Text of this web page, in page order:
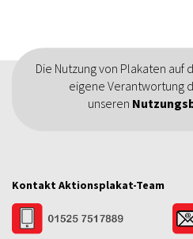
Die Nutzung von Plakaten auf
eigene Verantwortung
unseren
Kontakt Aktionsplakat-Team